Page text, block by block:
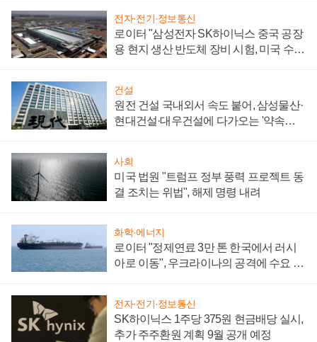
전자·전기·정보통신
로이터 "삼성전자 SK하이닉스 중국 공장
용 현지 생산 반도체 장비 시험, 미국 수출
건설
원전 건설 국내외서 속도 붙어, 삼성물산·
현대건설·대우건설에 다가오는 '약속의
사회
미국 법원 "트럼프 정부 풍력 프로젝트 동
결 조치는 위법", 해제 명령 내려
화학·에너지
로이터 "정제연료 3만 톤 한국에서 러시
아로 이동", 우크라이나의 공격에 수요 늘
전자·전기·정보통신
SK하이닉스 1주당 375원 현금배당 실시,
추가 주주환원 계획 9월 공개 예정